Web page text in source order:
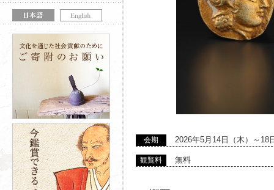
会期 2026年5月14日（木）～18
観覧料 無料